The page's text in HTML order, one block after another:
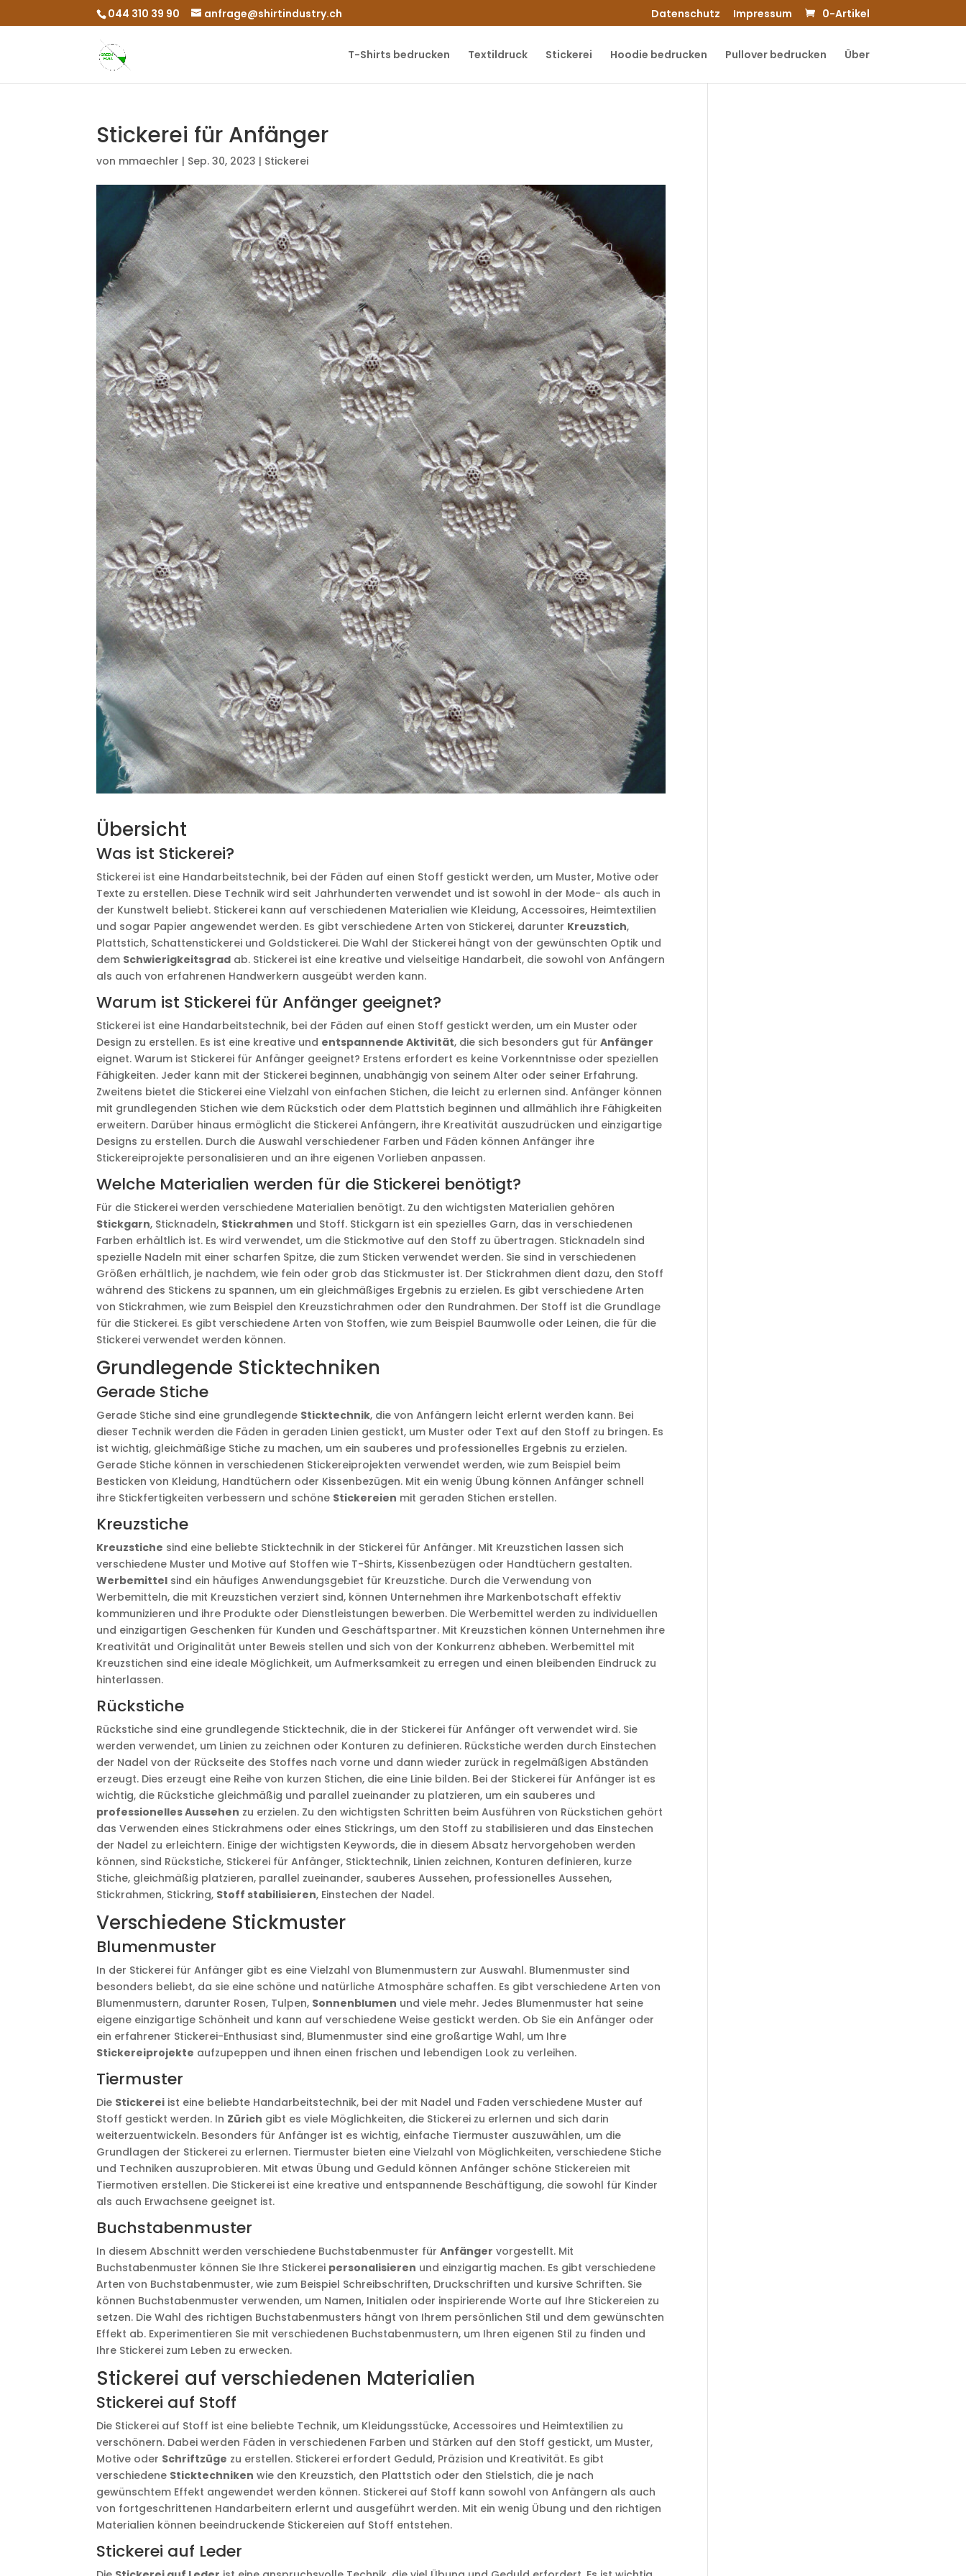
044 310 39 90 anfrage@shirtindustry.ch Datenschutz Impressum 0-Artikel
T-Shirts bedrucken Textildruck Stickerei Hoodie bedrucken Pullover bedrucken Über
Stickerei für Anfänger
von mmaechler | Sep. 30, 2023 | Stickerei
Übersicht
Was ist Stickerei?
Stickerei ist eine Handarbeitstechnik, bei der Fäden auf einen Stoff gestickt werden, um Muster, Motive oder
Texte zu erstellen. Diese Technik wird seit Jahrhunderten verwendet und ist sowohl in der Mode- als auch in
der Kunstwelt beliebt. Stickerei kann auf verschiedenen Materialien wie Kleidung, Accessoires, Heimtextilien
und sogar Papier angewendet werden. Es gibt verschiedene Arten von Stickerei, darunter Kreuzstich,
Plattstich, Schattenstickerei und Goldstickerei. Die Wahl der Stickerei hängt von der gewünschten Optik und
dem Schwierigkeitsgrad ab. Stickerei ist eine kreative und vielseitige Handarbeit, die sowohl von Anfängern
als auch von erfahrenen Handwerkern ausgeübt werden kann.
Warum ist Stickerei für Anfänger geeignet?
Stickerei ist eine Handarbeitstechnik, bei der Fäden auf einen Stoff gestickt werden, um ein Muster oder
Design zu erstellen. Es ist eine kreative und entspannende Aktivität, die sich besonders gut fürAnfänger
eignet. Warum ist Stickerei für Anfänger geeignet? Erstens erfordert es keine Vorkenntnisse oder speziellen
Fähigkeiten. Jeder kann mit der Stickerei beginnen, unabhängig von seinem Alter oder seiner Erfahrung.
Zweitens bietet die Stickerei eine Vielzahl von einfachen Stichen, die leicht zu erlernen sind. Anfänger können
mit grundlegenden Stichen wie dem Rückstich oder dem Plattstich beginnen und allmählich ihre Fähigkeiten
erweitern. Darüber hinaus ermöglicht die Stickerei Anfängern, ihre Kreativität auszudrücken und einzigartige
Designs zu erstellen. Durch die Auswahl verschiedener Farben und Fäden können Anfänger ihre
Stickereiprojekte personalisieren und an ihre eigenen Vorlieben anpassen.
Welche Materialien werden für die Stickerei benötigt?
Für die Stickerei werden verschiedene Materialien benötigt. Zu den wichtigsten Materialien gehören
Stickgarn, Sticknadeln, Stickrahmen und Stoff. Stickgarn ist ein spezielles Garn, das in verschiedenen
Farben erhältlich ist. Es wird verwendet, um die Stickmotive auf den Stoff zu übertragen. Sticknadeln sind
spezielle Nadeln mit einer scharfen Spitze, die zum Sticken verwendet werden. Sie sind in verschiedenen
Größen erhältlich, je nachdem, wie fein oder grob das Stickmuster ist. Der Stickrahmen dient dazu, den Stoff
während des Stickens zu spannen, um ein gleichmäßiges Ergebnis zu erzielen. Es gibt verschiedene Arten
von Stickrahmen, wie zum Beispiel den Kreuzstichrahmen oder den Rundrahmen. Der Stoff ist die Grundlage
für die Stickerei. Es gibt verschiedene Arten von Stoffen, wie zum Beispiel Baumwolle oder Leinen, die für die
Stickerei verwendet werden können.
Grundlegende Sticktechniken
Gerade Stiche
Gerade Stiche sind eine grundlegende Sticktechnik, die von Anfängern leicht erlernt werden kann. Bei
dieser Technik werden die Fäden in geraden Linien gestickt, um Muster oder Text auf den Stoff zu bringen. Es
ist wichtig, gleichmäßige Stiche zu machen, um ein sauberes und professionelles Ergebnis zu erzielen.
Gerade Stiche können in verschiedenen Stickereiprojekten verwendet werden, wie zum Beispiel beim
Besticken von Kleidung, Handtüchern oder Kissenbezügen. Mit ein wenig Übung können Anfänger schnell
ihre Stickfertigkeiten verbessern und schöne Stickereien mit geraden Stichen erstellen.
Kreuzstiche
Kreuzstiche sind eine beliebte Sticktechnik in der Stickerei für Anfänger. Mit Kreuzstichen lassen sich
verschiedene Muster und Motive auf Stoffen wie T-Shirts, Kissenbezügen oder Handtüchern gestalten.
Werbemittel sind ein häufiges Anwendungsgebiet für Kreuzstiche. Durch die Verwendung von
Werbemitteln, die mit Kreuzstichen verziert sind, können Unternehmen ihre Markenbotschaft effektiv
kommunizieren und ihre Produkte oder Dienstleistungen bewerben. Die Werbemittel werden zu individuellen
und einzigartigen Geschenken für Kunden und Geschäftspartner. Mit Kreuzstichen können Unternehmen ihre
Kreativität und Originalität unter Beweis stellen und sich von der Konkurrenz abheben. Werbemittel mit
Kreuzstichen sind eine ideale Möglichkeit, um Aufmerksamkeit zu erregen und einen bleibenden Eindruck zu
hinterlassen.
Rückstiche
Rückstiche sind eine grundlegende Sticktechnik, die in der Stickerei für Anfänger oft verwendet wird. Sie
werden verwendet, um Linien zu zeichnen oder Konturen zu definieren. Rückstiche werden durch Einstechen
der Nadel von der Rückseite des Stoffes nach vorne und dann wieder zurück in regelmäßigen Abständen
erzeugt. Dies erzeugt eine Reihe von kurzen Stichen, die eine Linie bilden. Bei der Stickerei für Anfänger ist es
wichtig, die Rückstiche gleichmäßig und parallel zueinander zu platzieren, um ein sauberes und
professionelles Aussehen zu erzielen. Zu den wichtigsten Schritten beim Ausführen von Rückstichen gehört
das Verwenden eines Stickrahmens oder eines Stickrings, um den Stoff zu stabilisieren und das Einstechen
der Nadel zu erleichtern. Einige der wichtigsten Keywords, die in diesem Absatz hervorgehoben werden
können, sind Rückstiche, Stickerei für Anfänger, Sticktechnik, Linien zeichnen, Konturen definieren, kurze
Stiche, gleichmäßig platzieren, parallel zueinander, sauberes Aussehen, professionelles Aussehen,
Stickrahmen, Stickring, Stoff stabilisieren, Einstechen der Nadel.
Verschiedene Stickmuster
Blumenmuster
In der Stickerei für Anfänger gibt es eine Vielzahl von Blumenmustern zur Auswahl. Blumenmuster sind
besonders beliebt, da sie eine schöne und natürliche Atmosphäre schaffen. Es gibt verschiedene Arten von
Blumenmustern, darunter Rosen, Tulpen, Sonnenblumen und viele mehr. Jedes Blumenmuster hat seine
eigene einzigartige Schönheit und kann auf verschiedene Weise gestickt werden. Ob Sie ein Anfänger oder
ein erfahrener Stickerei-Enthusiast sind, Blumenmuster sind eine großartige Wahl, um Ihre
Stickereiprojekte aufzupeppen und ihnen einen frischen und lebendigen Look zu verleihen.
Tiermuster
Die Stickerei ist eine beliebte Handarbeitstechnik, bei der mit Nadel und Faden verschiedene Muster auf
Stoff gestickt werden. In Zürich gibt es viele Möglichkeiten, die Stickerei zu erlernen und sich darin
weiterzuentwickeln. Besonders für Anfänger ist es wichtig, einfache Tiermuster auszuwählen, um die
Grundlagen der Stickerei zu erlernen. Tiermuster bieten eine Vielzahl von Möglichkeiten, verschiedene Stiche
und Techniken auszuprobieren. Mit etwas Übung und Geduld können Anfänger schöne Stickereien mit
Tiermotiven erstellen. Die Stickerei ist eine kreative und entspannende Beschäftigung, die sowohl für Kinder
als auch Erwachsene geeignet ist.
Buchstabenmuster
In diesem Abschnitt werden verschiedene Buchstabenmuster fürAnfänger vorgestellt. Mit
Buchstabenmuster können Sie Ihre Stickerei personalisieren und einzigartig machen. Es gibt verschiedene
Arten von Buchstabenmuster, wie zum Beispiel Schreibschriften, Druckschriften und kursive Schriften. Sie
können Buchstabenmuster verwenden, um Namen, Initialen oder inspirierende Worte auf Ihre Stickereien zu
setzen. Die Wahl des richtigen Buchstabenmusters hängt von Ihrem persönlichen Stil und dem gewünschten
Effekt ab. Experimentieren Sie mit verschiedenen Buchstabenmustern, um Ihren eigenen Stil zu finden und
Ihre Stickerei zum Leben zu erwecken.
Stickerei auf verschiedenen Materialien
Stickerei auf Stoff
Die Stickerei auf Stoff ist eine beliebte Technik, um Kleidungsstücke, Accessoires und Heimtextilien zu
verschönern. Dabei werden Fäden in verschiedenen Farben und Stärken auf den Stoff gestickt, um Muster,
Motive oder Schriftzüge zu erstellen. Stickerei erfordert Geduld, Präzision und Kreativität. Es gibt
verschiedene Sticktechniken wie den Kreuzstich, den Plattstich oder den Stielstich, die je nach
gewünschtem Effekt angewendet werden können. Stickerei auf Stoff kann sowohl von Anfängern als auch
von fortgeschrittenen Handarbeitern erlernt und ausgeführt werden. Mit ein wenig Übung und den richtigen
Materialien können beeindruckende Stickereien auf Stoff entstehen.
Stickerei auf Leder